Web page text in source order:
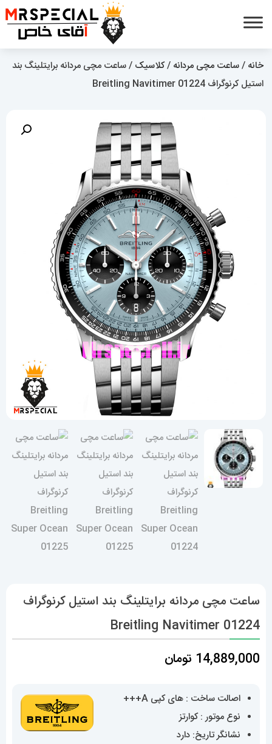
خانه /ساعت مچی مردانه /کلاسیک / ساعت مچی مردانه برایتلینگ بند
استیل کرنوگراف Breitling Navitimer 01224
ساعت مچی مردانه برایتلینگ بند استیل کرنوگراف
Breitling Navitimer 01224
14,889,000 تومان
اصالت ساخت : های کپی A+++
نوع موتور : کوارتز
نشانگر تاریخ: دارد